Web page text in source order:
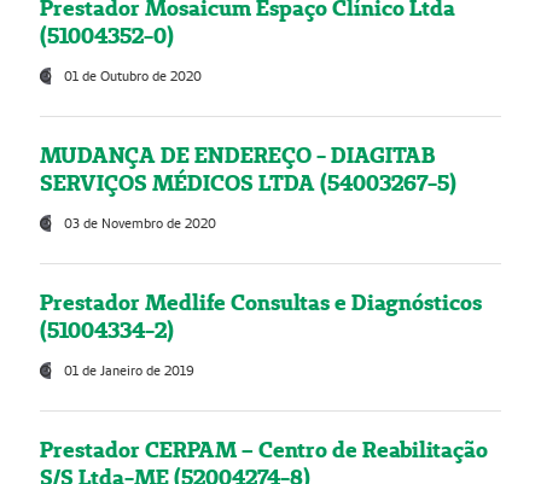
Prestador Mosaicum Espaço Clínico Ltda
(51004352-0)
01 de Outubro de 2020
MUDANÇA DE ENDEREÇO - DIAGITAB
SERVIÇOS MÉDICOS LTDA (54003267-5)
03 de Novembro de 2020
Prestador Medlife Consultas e Diagnósticos
(51004334-2)
01 de Janeiro de 2019
Prestador CERPAM – Centro de Reabilitação
S/S Ltda-ME (52004274-8)